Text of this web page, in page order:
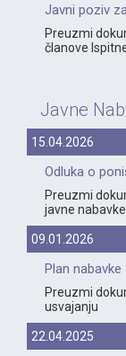
Javni poziv
Preuzmi
članove
Javne
15.04.2026
Odluka o
Preuzmi
javne nabavke
09.01.2026
Plan
Preuzmi
usvajanju
22.04.2025